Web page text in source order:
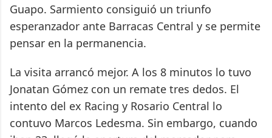
Guapo. Sarmiento consiguió un triunfo
esperanzador ante Barracas Central y se permite
pensar en la permanencia.
La visita arrancó mejor. A los 8 minutos lo tuvo
Jonatan Gómez con un remate tres dedos. El
intento del ex Racing y Rosario Central lo
contuvo Marcos Ledesma. Sin embargo, cuando